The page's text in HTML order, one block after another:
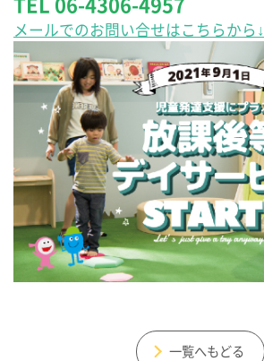
メールでのお問い合せはこちらから↓
一覧へもどる